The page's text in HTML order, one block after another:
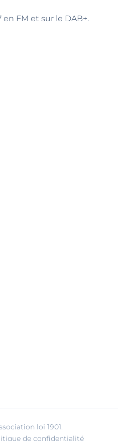
FM et sur le DAB+.
loi 1901.
de confidentialité